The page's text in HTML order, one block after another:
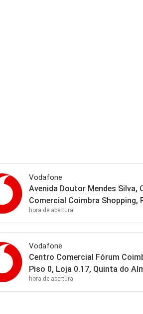
Vodafone
Avenida Doutor Mendes Silva,
Comercial Coimbra Shopping,
Loja 123 3030-193 Coimbra
hora de abertura
Vodafone
Centro Comercial Fórum
Piso 0, Loja 0.17, Quinta do
- Vale Gemil 3044-520 Coimbra
hora de abertura